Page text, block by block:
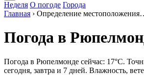
Неделя О погоде Города
Главная › Определение
Погода в
Погода в Рюпелмонде сейчас: 17°C.
сегодня, завтра и 7 дней. Влажность,